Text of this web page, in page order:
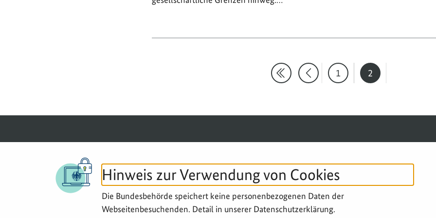
Hinweis zur Verwendung von Cookies
Die Bundesbehörde speichert keine personenbezogenen Daten der
Webseitenbesuchenden. Detail in unserer Datenschutzerklärung.
Erste Suchergebnisseite
Eine Seite zurück
Seite
1
Seite
2
© 2026 BGZ SERVICE-NAVIGATION
IMPRESSUM DATENSCHUTZ